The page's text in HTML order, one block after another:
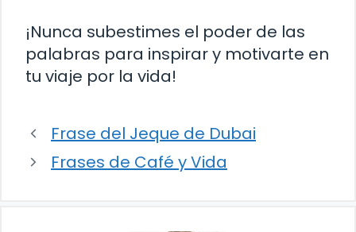
¡Nunca subestimes el poder de las
palabras para inspirar y motivarte en
tu viaje por la vida!
Frase del Jeque de Dubai
Frases de Café y Vida